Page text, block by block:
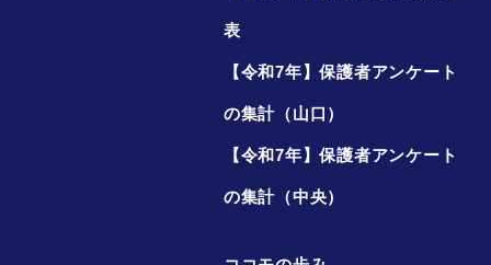
表
【令和7年】保護者アンケート
の集計（山口）
【令和7年】保護者アンケート
の集計（中央）